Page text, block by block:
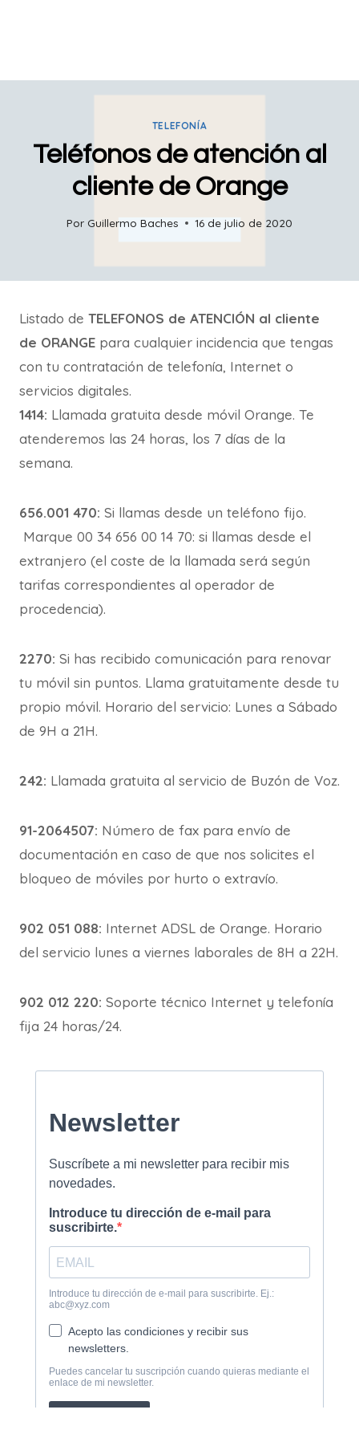
TELEFONÍA
Teléfonos de atención al
cliente de Orange
Por Guillermo Baches 16 de julio de 2020
Listado de TELEFONOS de ATENCIÓN al cliente
de ORANGE para cualquier incidencia que tengas
con tu contratación de telefonía, Internet o
servicios digitales.
1414: Llamada gratuita desde móvil Orange. Te
atenderemos las 24 horas, los 7 días de la
semana.
656.001 470: Si llamas desde un teléfono fijo.
Marque 00 34 656 00 14 70: si llamas desde el
extranjero (el coste de la llamada será según
tarifas correspondientes al operador de
procedencia).
2270: Si has recibido comunicación para renovar
tu móvil sin puntos. Llama gratuitamente desde tu
propio móvil. Horario del servicio: Lunes a Sábado
de 9H a 21H.
242: Llamada gratuita al servicio de Buzón de Voz.
91-2064507: Número de fax para envío de
documentación en caso de que nos solicites el
bloqueo de móviles por hurto o extravío.
902 051 088: Internet ADSL de Orange. Horario
del servicio lunes a viernes laborales de 8H a 22H.
902 012 220: Soporte técnico Internet y telefonía
fija 24 horas/24.